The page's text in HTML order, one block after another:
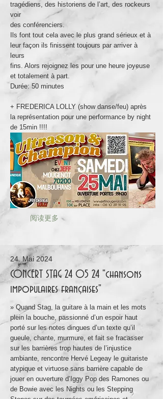
tragédiens, des historiens de l’art, des rockeurs
voir
des conférenciers.
Ils font tout cela avec le plus grand sérieux et à
leur façon ils finissent toujours par arriver à
leurs
fins. Alors rejoignez les pour une heure joyeuse
et totalement à part.
Durée: 50 minutes
+ FREDERICA LOLLY (show danse/feu) après
la représentation pour une performance by night
de 15min !!!!
阅读更多
24. Mai 2024
CONCERT STAG 24 05 24 "chansons
impopulaires françaises"
» Quand Stag, la guitare à la main et les mots
plein la bouche, passionné d’un espoir haut
porté sur les notes dingues d’un texte qu’il
gueule, chante, murmure, et fait se fracasser
sur les barrières trop hautes de l’injustice
ambiante, rencontre Hervé Legeay le guitariste
atypique et virtuose sans barrière capable de
jouer en ouverture d’Iggy Pop des Ramones ou
de Bowie avec les Nights ou les Stepping